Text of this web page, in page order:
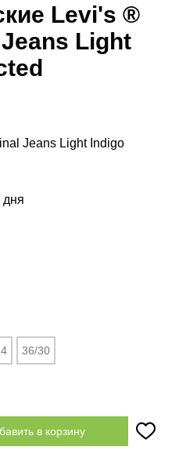
Levi's ®
Light
Jeans Light Indigo
дня
36/30
в корзину